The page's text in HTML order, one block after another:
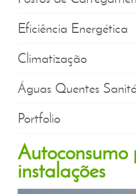
Eficiência Energética
Climatização
Águas Quentes
Portfolio
instalações